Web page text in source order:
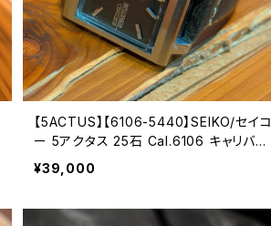
【5ACTUS】【6106-5440】SEIKO/セイコ
ー 5アクタス 25石 Cal.6106 キャリバー
機械式 自動巻き腕時計 精工舎諏訪工場/
SS 1970年 10月製造品 アンティークウォ
ac6106-7440-3】
¥39,000